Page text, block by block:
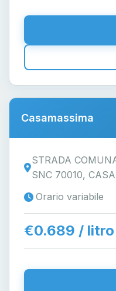
Casamassima
STRADA
SNC 70010,
Orario variabile
€0.689 / litro